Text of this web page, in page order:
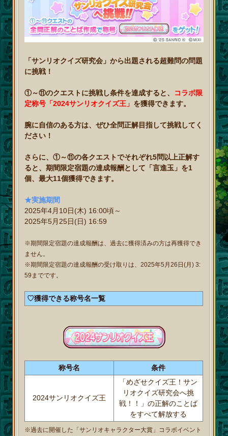
「サンリオクイズ研究会」から出題される超難問の問題
に挑戦！
①～⑪のクエストに挑戦し条件を達成すると、
コラボ限
定称号「2024サンリオクイズ王」 を獲得できます。
腕に自信のある方は、ぜひ全問正解目指して挑戦してく
ださい！
さらに、①～⑪の各クエストでそれぞれ5問以上正解す
ると、期間限定宿題の達成報酬として「言進玉」を1
個、最大11個獲得できます。
★実施期間
2025年4月10日(木) 16:00頃～
2025年5月25日(日) 16:59
※期間限定宿題の達成報酬は、過去に獲得済みの方は再獲得でき
ません。
※期間限定宿題の達成報酬の受け取りは、2025年5月26日(月) 3:
59までです。
♡獲得できる称号名一覧
称号名 条件
2024サンリオクイズ王
「めざせクイズ王！サン
リオクイズ研究会へ挑
戦！！」の正解のことば
をすべて解放する
※過去に開催した「サンリオキャラクター大賞」コラボイベント